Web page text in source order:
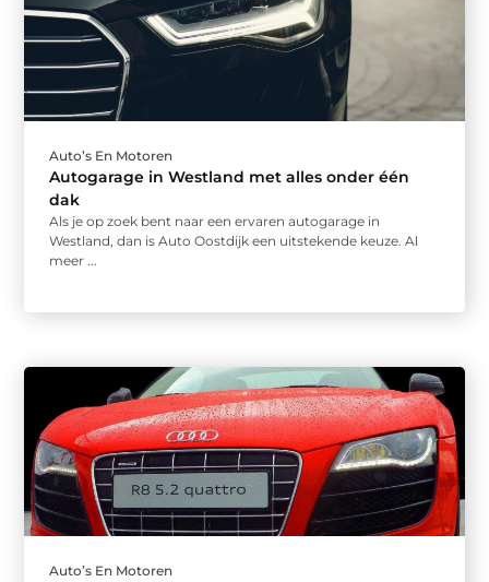
Auto’s En Motoren
Autogarage in Westland met alles onder één
dak
Als je op zoek bent naar een ervaren autogarage in
Westland, dan is Auto Oostdijk een uitstekende keuze. Al
meer ...
Auto’s En Motoren